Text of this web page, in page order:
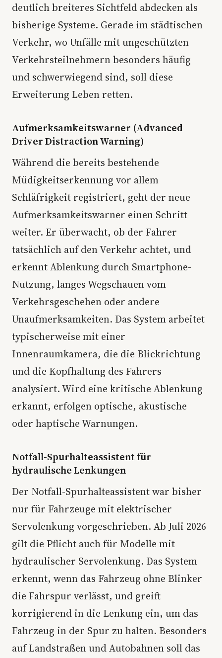
deutlich breiteres Sichtfeld abdecken als
bisherige Systeme. Gerade im städtischen
Verkehr, wo Unfälle mit ungeschützten
Verkehrsteilnehmern besonders häufig
und schwerwiegend sind, soll diese
Erweiterung Leben retten.
Aufmerksamkeitswarner (Advanced
Driver Distraction Warning)
Während die bereits bestehende
Müdigkeitserkennung vor allem
Schläfrigkeit registriert, geht der neue
Aufmerksamkeitswarner einen Schritt
weiter. Er überwacht, ob der Fahrer
tatsächlich auf den Verkehr achtet, und
erkennt Ablenkung durch Smartphone-
Nutzung, langes Wegschauen vom
Verkehrsgeschehen oder andere
Unaufmerksamkeiten. Das System arbeitet
typischerweise mit einer
Innenraumkamera, die die Blickrichtung
und die Kopfhaltung des Fahrers
analysiert. Wird eine kritische Ablenkung
erkannt, erfolgen optische, akustische
oder haptische Warnungen.
Notfall-Spurhalteassistent für
hydraulische Lenkungen
Der Notfall-Spurhalteassistent war bisher
nur für Fahrzeuge mit elektrischer
Servolenkung vorgeschrieben. Ab Juli 2026
gilt die Pflicht auch für Modelle mit
hydraulischer Servolenkung. Das System
erkennt, wenn das Fahrzeug ohne Blinker
die Fahrspur verlässt, und greift
korrigierend in die Lenkung ein, um das
Fahrzeug in der Spur zu halten. Besonders
auf Landstraßen und Autobahnen soll das